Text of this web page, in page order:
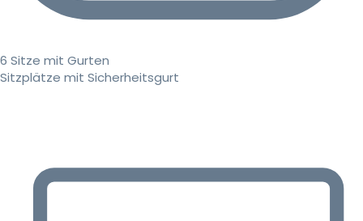
6 Sitze mit Gurten
Sitzplätze mit Sicherheitsgurt